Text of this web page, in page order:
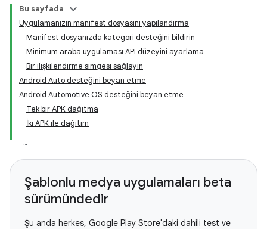
Bu sayfada
Uygulamanızın manifest dosyasını yapılandırma
Manifest dosyanızda kategori desteğini bildirin
Minimum araba uygulaması API düzeyini ayarlama
Bir ilişkilendirme simgesi sağlayın
Android Auto desteğini beyan etme
Android Automotive OS desteğini beyan etme
Tek bir APK dağıtma
İki APK ile dağıtım
Şablonlu medya uygulamaları beta
sürümündedir
Şu anda herkes, Google Play Store'daki dahili test ve